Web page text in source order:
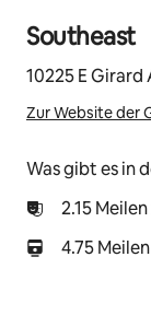
Southeast
10225 E Girard
Zur Website der
Was gibt es in
2.15
4.75